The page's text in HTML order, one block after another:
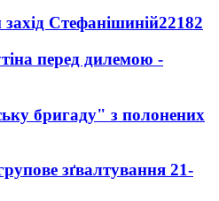
Стефанішиній22182
перед дилемою -
бригаду" з полонених
зґвалтування 21-